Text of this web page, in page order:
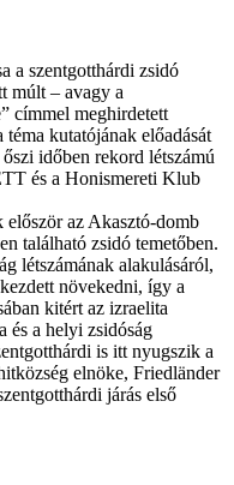
a szentgotthárdi zsidó
múlt – avagy a
címmel meghirdetett
kutatójának előadását
időben rekord létszámú
és a Honismereti Klub
az Akasztó-domb
található zsidó temetőben.
létszámának alakulásáról,
növekedni, így a
kitért az izraelita
és a helyi zsidóság
is itt nyugszik a
elnöke, Friedländer
járás első